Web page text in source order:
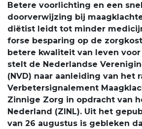
Betere voorlichting en een
doorverwijzing bij
diëtist leidt tot minder
forse besparing op de
betere kwaliteit van leven
stelt de Nederlandse
(NVD) naar aanleiding van het
Verbetersignalement
Zinnige Zorg in opdracht van
Nederland (ZINL). Uit het
van 26 augustus is gebleken